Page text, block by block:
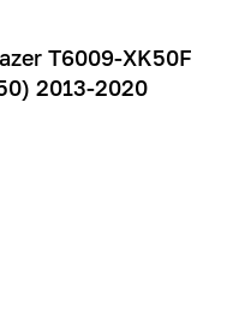
T6009-XK50F
2013-2020